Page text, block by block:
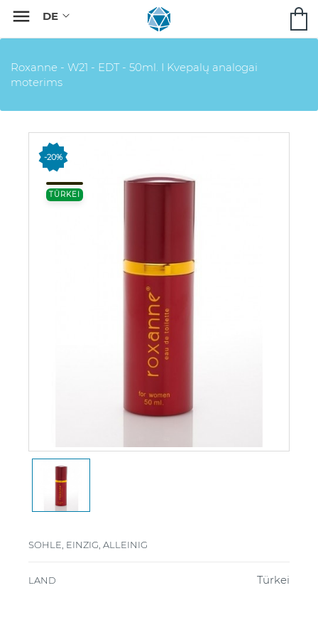

Roxanne - W21 - EDT - 50ml. I Kvepalų analogai
moterims
-20%
TÜRKEI
SOHLE, EINZIG, ALLEINIG
LAND Türkei